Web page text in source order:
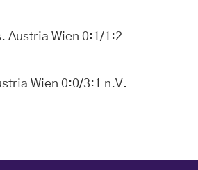
Austria Wien 0:1/1:2
Wien 0:0/3:1 n.V.